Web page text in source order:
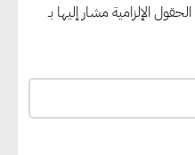
الحقول الإلزامية مشار إليها بـ
ويوسف الصديق
العمرانية وضبط